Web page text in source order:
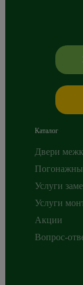
+7 800 765 43 42,
Каталог
Двери
Услуги
Услуги
Акции
Вопрос-